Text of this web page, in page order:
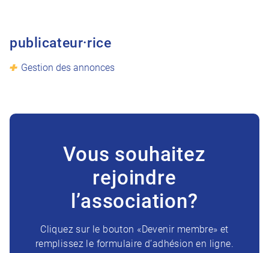
publicateur·rice
Gestion des annonces
Vous souhaitez
rejoindre
l’association?
Cliquez sur le bouton «Devenir membre» et
remplissez le formulaire d’adhésion en ligne.